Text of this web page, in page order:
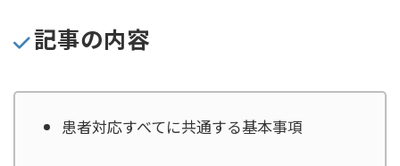
記事の内容
患者対応すべてに共通する基本事項